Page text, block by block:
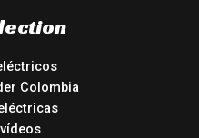
Colombia